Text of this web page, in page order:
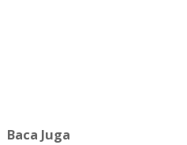
Baca Juga